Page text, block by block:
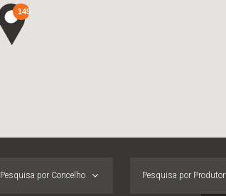
145
Pesquisa por Concelho Pesquisa por Produtor